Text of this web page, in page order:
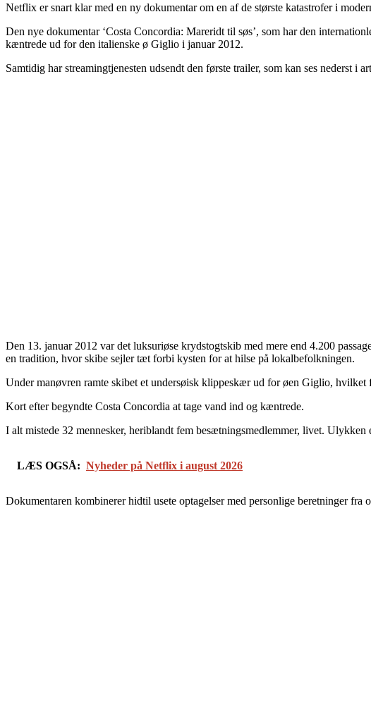
Netflix er snart klar med en ny dokumentar om en af de største katastrofer i
Den nye dokumentar ‘Costa Concordia: Mareridt til søs’, som har den
kæntrede ud for den italienske ø Giglio i januar 2012.
Samtidig har streamingtjenesten udsendt den første trailer, som kan ses nederst i
Den 13. januar 2012 var det luksuriøse krydstogtskib med mere end 4.200
en tradition, hvor skibe sejler tæt forbi kysten for at hilse på lokalbefolkningen.
Under manøvren ramte skibet et undersøisk klippeskær ud for øen Giglio,
Kort efter begyndte Costa Concordia at tage vand ind og kæntrede.
I alt mistede 32 mennesker, heriblandt fem besætningsmedlemmer, livet.
LÆS OGSÅ: Nyheder på Netflix i august 2026
Dokumentaren kombinerer hidtil usete optagelser med personlige beretninger